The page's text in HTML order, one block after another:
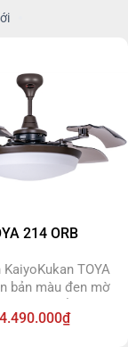
214 ORB
KaiyoKukan TOYA
bản màu đen mờ
các không gian